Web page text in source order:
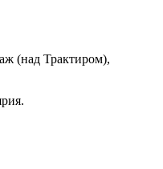
(над Трактиром),